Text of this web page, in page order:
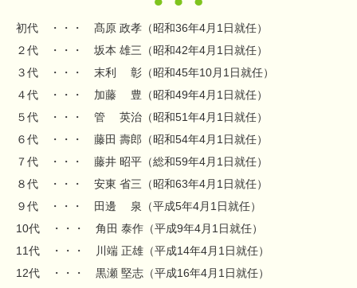
初代 ・・・ 髙原 政孝（昭和36年4月1日就任）
２代 ・・・ 坂本 雄三（昭和42年4月1日就任）
３代 ・・・ 末利 彰（昭和45年10月1日就任）
４代 ・・・ 加藤 豊（昭和49年4月1日就任）
５代 ・・・ 管 英治（昭和51年4月1日就任）
６代 ・・・ 藤田 壽郎（昭和54年4月1日就任）
７代 ・・・ 藤井 昭平（総和59年4月1日就任）
８代 ・・・ 安東 省三（昭和63年4月1日就任）
９代 ・・・ 田邊 泉（平成5年4月1日就任）
10代 ・・・ 角田 泰作（平成9年4月1日就任）
11代 ・・・ 川端 正雄（平成14年4月1日就任）
12代 ・・・ 黒瀬 堅志（平成16年4月1日就任）